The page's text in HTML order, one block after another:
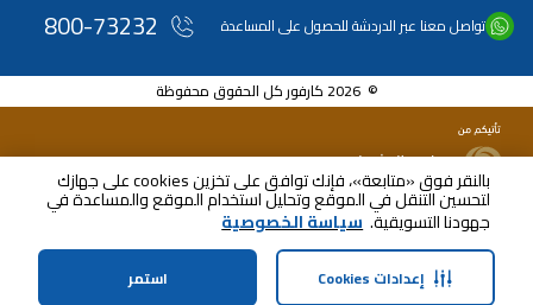
بالنقر فوق «متابعة»، فإنك توافق على تخزين cookies على جهازك
لتحسين التنقل في الموقع وتحليل استخدام الموقع والمساعدة في
جهودنا التسويقية. سياسة الخصوصية
استمر إعدادات Cookies
تواصل معنا عبر الدردشة للحصول على المساعدة 800-73232
© 2026 كارفور كل الحقوق محفوظة